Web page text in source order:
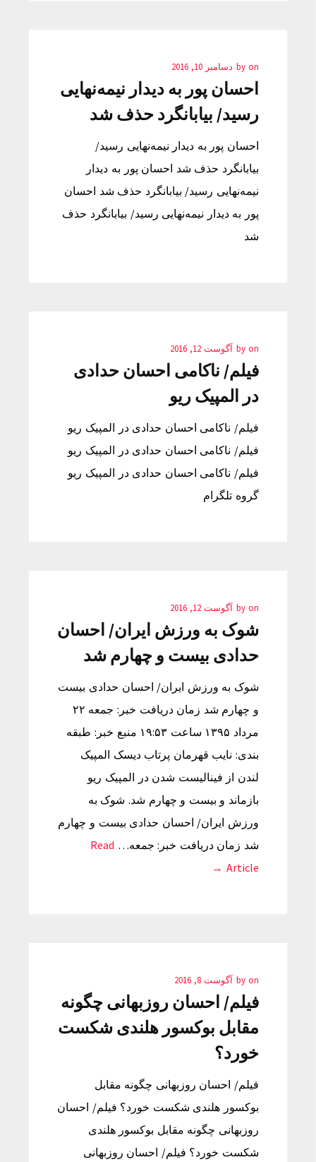
by on دسامبر 10, 2016
احسان پور به دیدار نیمه‌نهایی
رسید/ بیابانگرد حذف شد
احسان پور به دیدار نیمه‌نهایی رسید/
بیابانگرد حذف شد احسان پور به دیدار
نیمه‌نهایی رسید/ بیابانگرد حذف شد احسان
پور به دیدار نیمه‌نهایی رسید/ بیابانگرد حذف
شد
by on آگوست 12, 2016
فیلم/ ناکامی احسان حدادی
در المپیک ریو
فیلم/ ناکامی احسان حدادی در المپیک ریو
فیلم/ ناکامی احسان حدادی در المپیک ریو
فیلم/ ناکامی احسان حدادی در المپیک ریو
گروه تلگرام
by on آگوست 12, 2016
شوک به ورزش ایران/ احسان
حدادی بیست و چهارم شد
شوک به ورزش ایران/ احسان حدادی بیست
و چهارم شد زمان دریافت خبر: جمعه ۲۲
مرداد ۱۳۹۵ ساعت ۱۹:۵۳ منبع خبر: طبقه
بندی: نایب قهرمان پرتاب دیسک المپیک
لندن از فینالیست شدن در المپیک ریو
بازماند و بیست و چهارم شد. شوک به
ورزش ایران/ احسان حدادی بیست و چهارم
شد زمان دریافت خبر: جمعه… Read
Article →
by on آگوست 8, 2016
فیلم/ احسان روزبهانی چگونه
مقابل بوکسور هلندی شکست
خورد؟
فیلم/ احسان روزبهانی چگونه مقابل
بوکسور هلندی شکست خورد؟ فیلم/ احسان
روزبهانی چگونه مقابل بوکسور هلندی
شکست خورد؟ فیلم/ احسان روزبهانی